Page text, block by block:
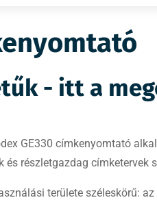
- itt a
GE330 címkenyomtató
és részletgazdag címketervek
területe széleskörű: